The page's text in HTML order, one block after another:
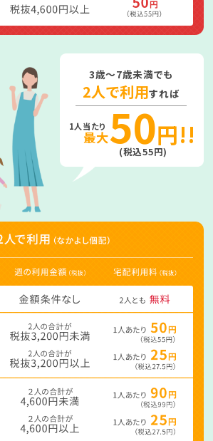
3歳～7歳未満でも
2人で利用すれば
最大50円!!
(税込55円)